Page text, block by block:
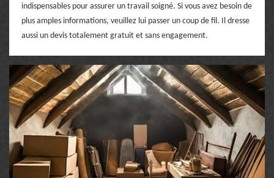
indispensables pour assurer un travail soigné. Si vous avez besoin de
plus amples informations, veuillez lui passer un coup de fil. Il dresse
aussi un devis totalement gratuit et sans engagement.